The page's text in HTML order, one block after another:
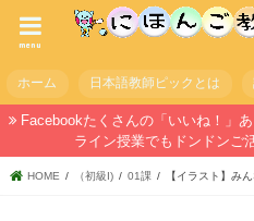
menu
ホーム 日本語教師ピックとは
Facebookたくさんの「いいね！」
ライン授業でもドンドンご
HOME （初級I) 01課 【イラスト】み